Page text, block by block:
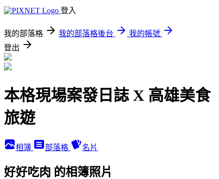
登入
我的部落格 我的部落格後台
我的帳號
登出
本格現場案發日誌 X 高雄美食
旅遊
相簿 部落格 名片
好好吃肉 的相簿照片